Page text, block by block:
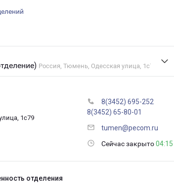
Россия, Тюмень, Одесская улица, 1с79
1с79
8(3452) 695-252
8(3452) 65-80-01
tumen@pecom.ru
Сейчас закрыто 04:15
отделения